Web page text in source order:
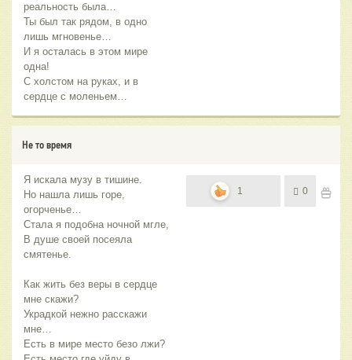
реальность была…
Ты был так рядом, в одно
лишь мгновенье…
И я осталась в этом мире
одна!
С холстом на руках, и в
сердце с моленьем…
Не то время
Я искала музу в тишине.
Но нашла лишь горе,
огорченье…
Стала я подобна ночной мгле,
В душе своей посеяла
смятенье.
Как жить без веры в сердце
мне скажи?
Украдкой нежно расскажи
мне…
Есть в мире место безо лжи?
1 0